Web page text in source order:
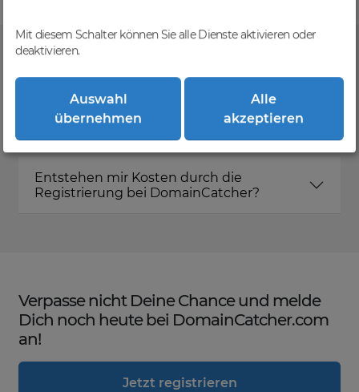
FAQ
Was ist DomainCatcher?
Entstehen mir Kosten durch die
Registrierung bei DomainCatcher?
Verpasse nicht Deine Chance und melde
Dich noch heute bei DomainCatcher.com
an!
Jetzt registrieren
Mit diesem Schalter können Sie alle Dienste aktivieren oder
deaktivieren.
Auswahl
übernehmen
Alle
akzeptieren